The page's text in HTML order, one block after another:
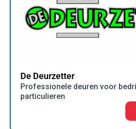
De Deurzetter
Professionele deuren voor
particulieren